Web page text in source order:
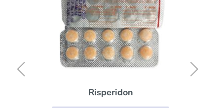
Risperidon